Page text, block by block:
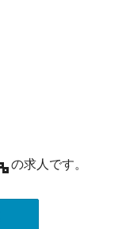
の求人です。